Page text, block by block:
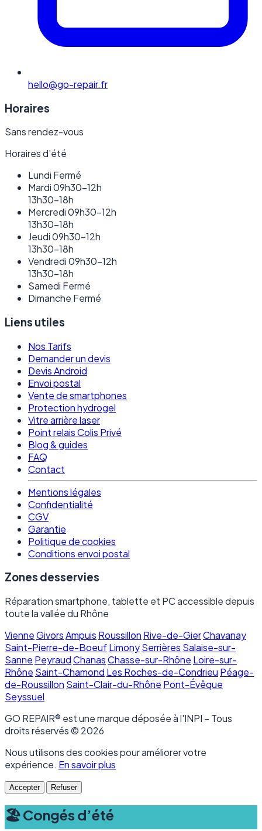
hello@go-repair.fr
Horaires
Sans rendez-vous
Horaires d'été
Lundi Fermé
Mardi09h30–12h
13h30–18h
Mercredi09h30–12h
13h30–18h
Jeudi09h30–12h
13h30–18h
Vendredi09h30–12h
13h30–18h
Samedi Fermé
Dimanche Fermé
Liens utiles
Nos Tarifs
Demander un devis
Devis Android
Envoi postal
Vente de smartphones
Protection hydrogel
Vitre arrière laser
Point relais Colis Privé
Blog & guides
FAQ
Contact
Mentions légales
Confidentialité
CGV
Garantie
Politique de cookies
Conditions envoi postal
Zones desservies
Réparation smartphone, tablette et PC accessible depuis
toute la vallée du Rhône
VienneGivorsAmpuis Roussillon Rive-de-GierChavanay
Saint-Pierre-de-BoeufLimonySerrières Salaise-sur-
Sanne PeyraudChanasChasse-sur-Rhône Loire-sur-
Rhône Saint-Chamond Les Roches-de-Condrieu Péage-
de-Roussillon Saint-Clair-du-Rhône Pont-Évêque
Seyssuel
GO REPAIR® est une marque déposée à l'INPI – Tous
droits réservés © 2026
Nous utilisons des cookies pour améliorer votre
expérience. En savoir plus
Accepter Refuser
🏖️ Congés d’été